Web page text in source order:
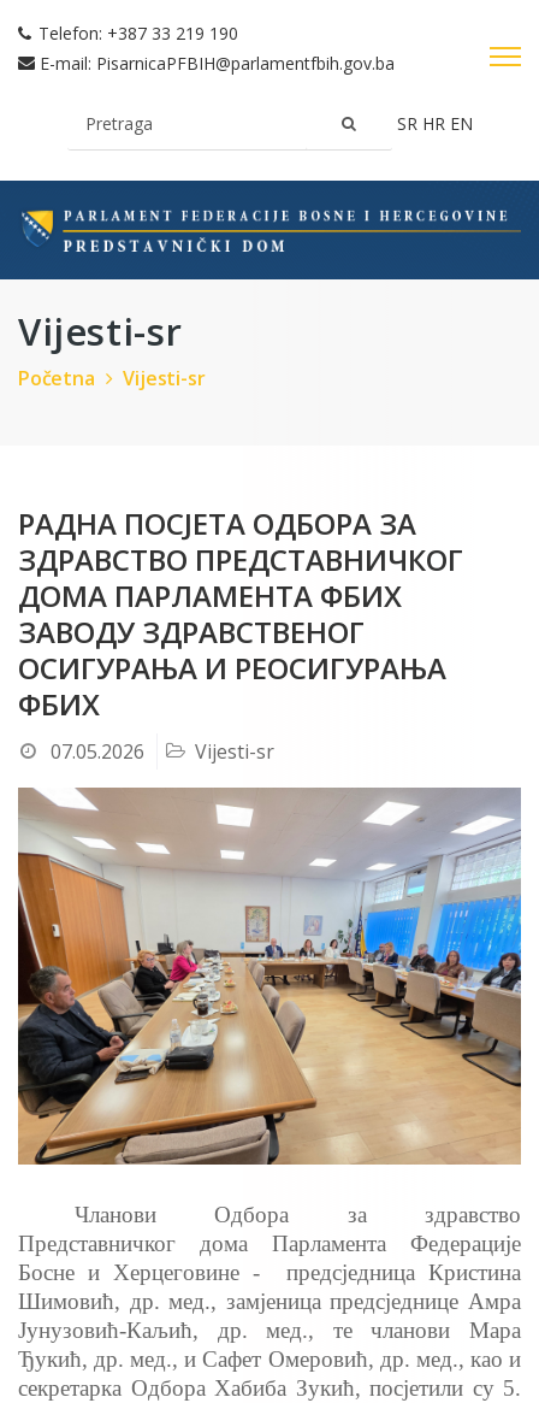
Telefon: +387 33 219 190
E-mail: PisarnicaPFBIH@parlamentfbih.gov.ba
SR HR EN
Vijesti-sr
Početna Vijesti-sr
РАДНА ПОСЈЕТА ОДБОРА ЗА
ЗДРАВСТВО ПРЕДСТАВНИЧКОГ
ДОМА ПАРЛАМЕНТА ФБИХ
ЗАВОДУ ЗДРАВСТВЕНОГ
ОСИГУРАЊА И РЕОСИГУРАЊА
ФБИХ
07.05.2026 Vijesti-sr
Чланови Одбора за здравство
Представничког дома Парламента Федерације
Босне и Херцеговине -
предсједница Кристина
Шимовић, др. мед., замјеница предсједнице Амра
Јунузовић-Каљић, др. мед., те чланови Мара
Ђукић, др. мед., и Сафет Омеровић, др. мед., као и
секретарка Одбора Хабиба Зукић, посјетили су 5.